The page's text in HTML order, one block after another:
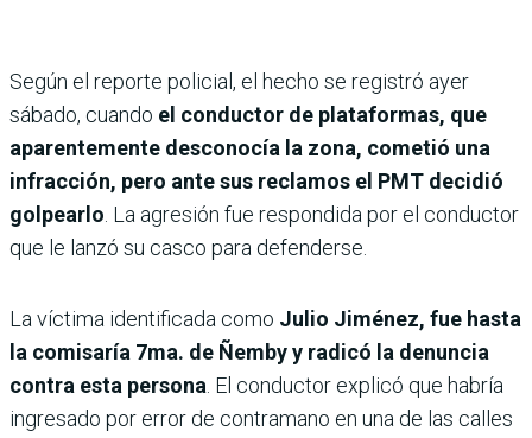
Según el reporte policial, el hecho se registró ayer
sábado, cuando el conductor de plataformas, que
aparentemente desconocía la zona, cometió una
infracción, pero ante sus reclamos el PMT decidió
golpearlo. La agresión fue respondida por el conductor
que le lanzó su casco para defenderse.
La víctima identificada como Julio Jiménez, fue hasta
la comisaría 7ma. de Ñemby y radicó la denuncia
contra esta persona. El conductor explicó que habría
ingresado por error de contramano en una de las calles